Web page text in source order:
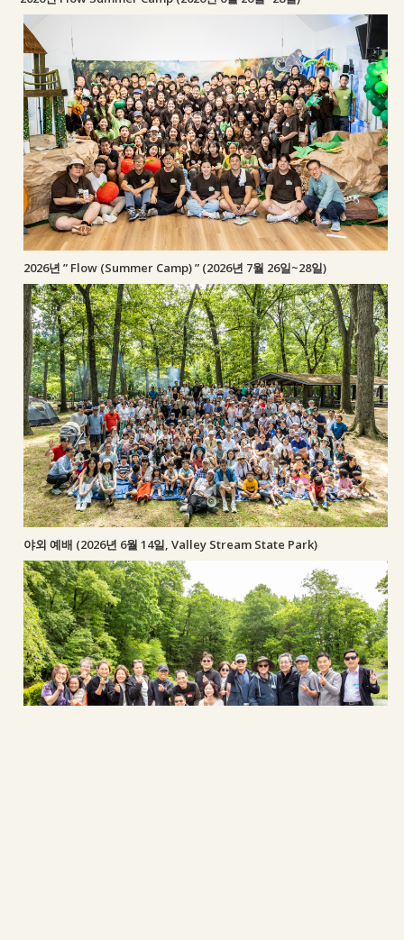
2026년 ” Flow (Summer Camp) ” (2026년 7월 26일~28일)
야외 예배 (2026년 6월 14일, Valley Stream State Park)